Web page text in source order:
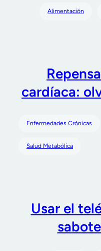
Alimentación
cardíaca:
Enfermedades Crónicas
Salud Metabólica
Usar el